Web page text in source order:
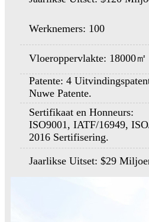
Werknemers: 100
Vloeroppervlakte: 18000㎡
Patente: 4
Nuwe Patente.
Sertifikaat en Honneurs:
ISO9001, IATF/16949,
2016 Sertifisering.
Jaarlikse Uitset: $29